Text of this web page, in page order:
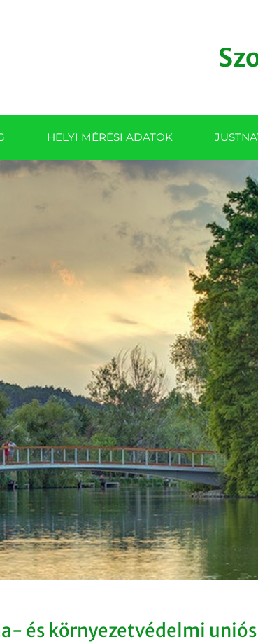
HELYI MÉRÉSI ADATOK
és környezetvédelmi